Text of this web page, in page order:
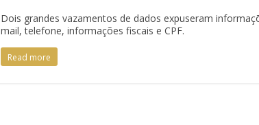
Dois grandes vazamentos de dados expuseram
mail, telefone, informações fiscais e CPF.
Read more